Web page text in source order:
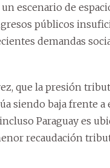
escenario de
públicos
demandas
que la presión
siendo baja frente a
Paraguay es
recaudación